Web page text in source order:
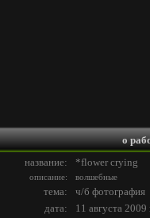
о
название:
*flower crying
описание: волшебные
тема:
ч/б фотография
дата:
11 августа